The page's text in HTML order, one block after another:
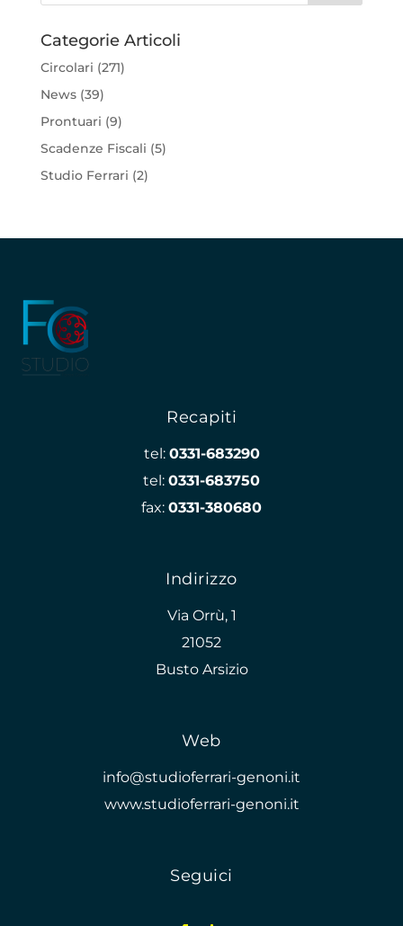
Categorie Articoli
Circolari (271)
News(39)
Prontuari (9)
Scadenze Fiscali (5)
Studio Ferrari (2)
Recapiti
tel: 0331-683290
tel: 0331-683750
fax: 0331-380680
Indirizzo
Via Orrù, 1
21052
Busto Arsizio
Web
info@studioferrari-genoni.it
www.studioferrari-genoni.it
Seguici